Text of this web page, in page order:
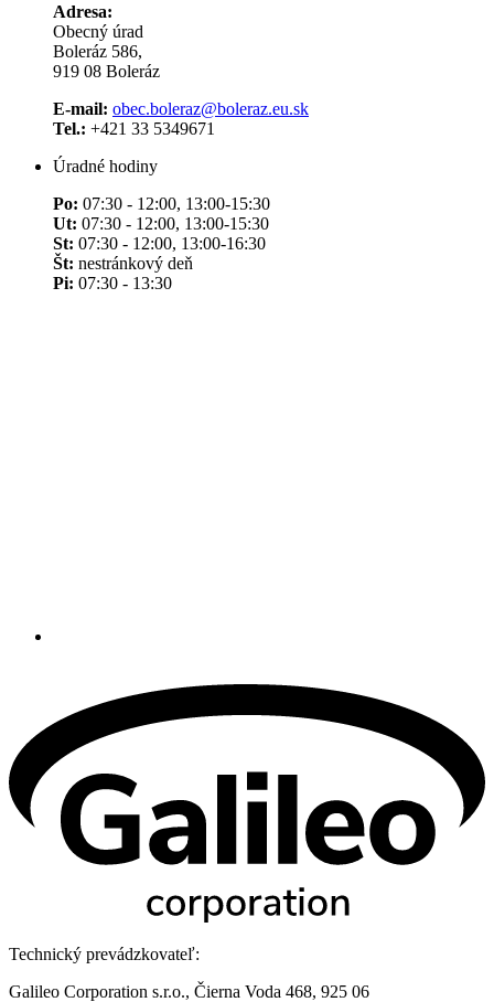
Adresa:
Obecný úrad
Boleráz 586,
919 08 Boleráz
E-mail: obec.boleraz@boleraz.eu.sk
Tel.: +421 33 5349671
Úradné hodiny
Po: 07:30 - 12:00, 13:00-15:30
Ut: 07:30 - 12:00, 13:00-15:30
St: 07:30 - 12:00, 13:00-16:30
Št: nestránkový deň
Pi: 07:30 - 13:30
Technický prevádzkovateľ:
Galileo Corporation s.r.o., Čierna Voda 468, 925 06